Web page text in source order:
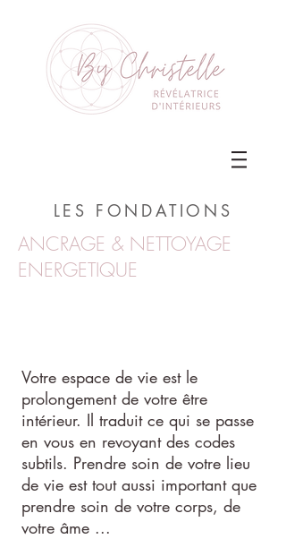
LES FONDATIONS
ANCRAGE & NETTOYAGE
ENERGETIQUE
Votre espace de vie est le
prolongement de votre être
intérieur. Il traduit ce qui se passe
en vous en revoyant des codes
subtils. Prendre soin de votre lieu
de vie est tout aussi important que
prendre soin de votre corps, de
votre âme ...